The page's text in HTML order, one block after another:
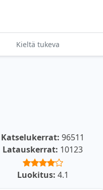
Kieltä tukeva
Katselukerrat: 96511
Latauskerrat: 10123
Luokitus: 4.1